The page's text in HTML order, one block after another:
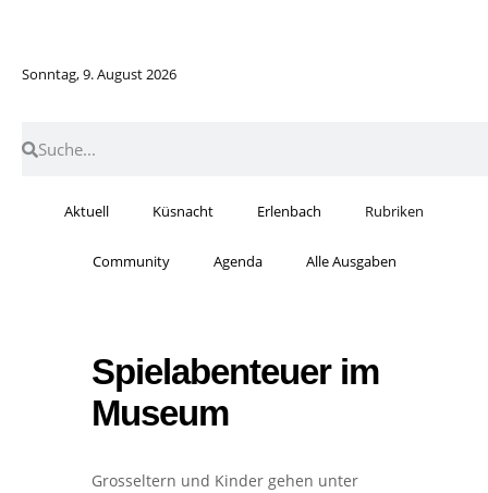
Sonntag, 9. August 2026
Aktuell Küsnacht Erlenbach Rubriken
Community Agenda Alle Ausgaben
Spielabenteuer im
Museum
Grosseltern und Kinder gehen unter